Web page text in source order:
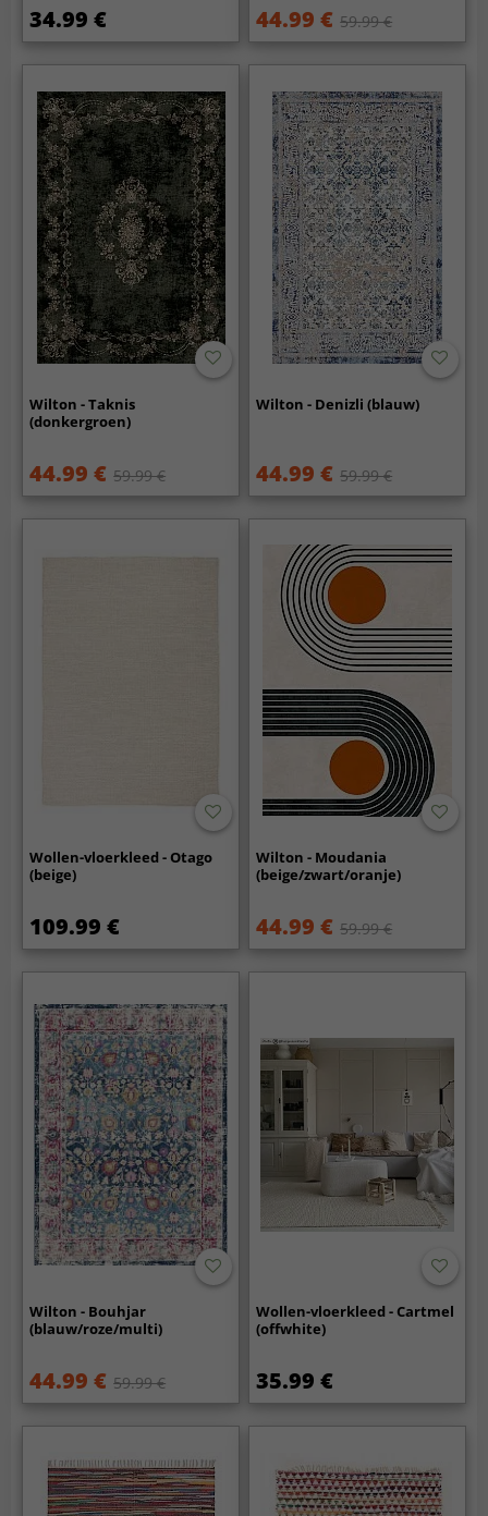
34.99 € 44.99 € 59.99 €
Wilton - Taknis
(donkergroen)
44.99 € 59.99 €
Wilton - Denizli (blauw)
44.99 € 59.99 €
Wollen-vloerkleed - Otago
(beige)
109.99 €
Wilton - Moudania
(beige/zwart/oranje)
44.99 € 59.99 €
Wilton - Bouhjar
(blauw/roze/multi)
44.99 € 59.99 €
Wollen-vloerkleed - Cartmel
(offwhite)
35.99 €